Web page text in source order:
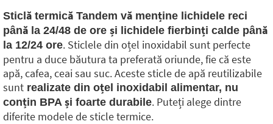
Sticlă termică Tandem vă menține lichidele reci
până la 24/48 de ore și lichidele fierbinți calde până
la 12/24 ore. Sticlele din oțel inoxidabil sunt perfecte
pentru a duce băutura ta preferată oriunde, fie că este
apă, cafea, ceai sau suc. Aceste sticle de apă reutilizabile
sunt realizate din oțel inoxidabil alimentar, nu
conțin BPA și foarte durabile. Puteți alege dintre
diferite modele de sticle termice.